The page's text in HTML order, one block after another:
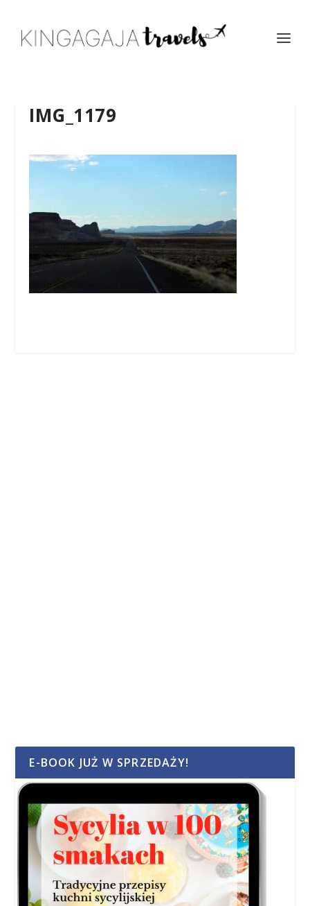
IMG_1179
E-BOOK JUŻ W SPRZEDAŻY!